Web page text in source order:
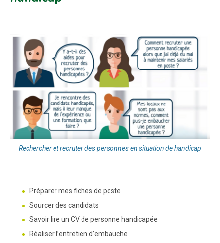
Rechercher et recruter des personnes en situation de handicap
Préparer mes fiches de poste
Sourcer des candidats
Savoir lire un CV de personne handicapée
Réaliser l’entretien d’embauche